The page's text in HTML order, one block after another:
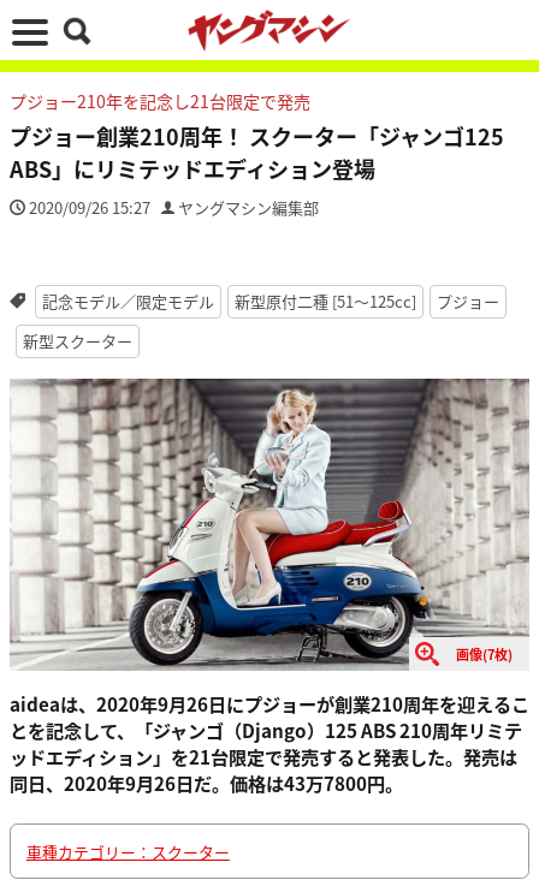
プジョー210年を記念し21台限定で発売
プジョー創業210周年！ スクーター「ジャンゴ125
ABS」にリミテッドエディション登場
2020/09/26 15:27 ヤングマシン編集部
記念モデル／限定モデル 新型原付二種 [51〜125cc]
プジョー
新型スクーター
画像(7枚)
aideaは、2020年9月26日にプジョーが創業210周年を迎えるこ
とを記念して、「ジャンゴ（Django）125 ABS 210周年リミテ
ッドエディション」を21台限定で発売すると発表した。発売は
同日、2020年9月26日だ。価格は43万7800円。
車種カテゴリー：スクーター